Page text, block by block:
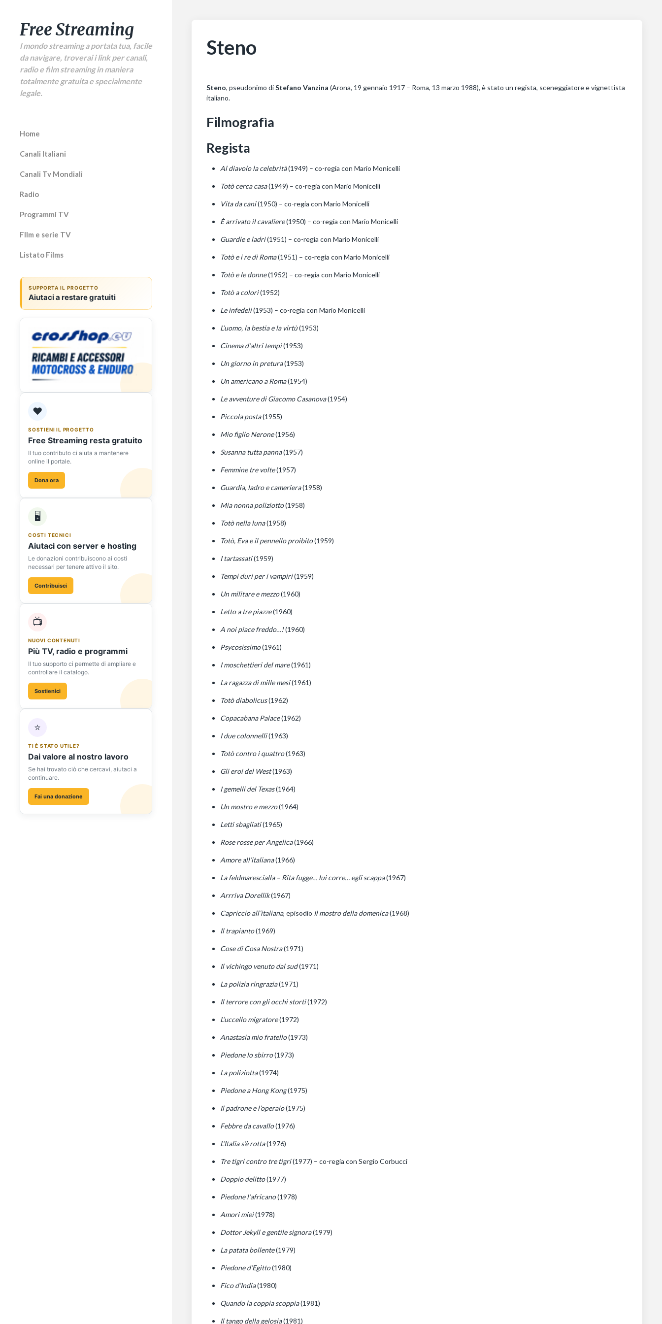
Free Streaming
l mondo streaming a portata tua, facile
da navigare, troverai i link per canali,
radio e film streaming in maniera
totalmente gratuita e specialmente
legale.
Home
Canali Italiani
Canali Tv Mondiali
Radio
Programmi TV
Fllm e serie TV
Listato Films
SUPPORTA IL PROGETTO
Aiutaci a restare gratuiti
❤️
SOSTIENI IL PROGETTO
Free Streaming resta gratuito
Il tuo contributo ci aiuta a mantenere
online il portale.
Dona ora
🖥️
COSTI TECNICI
Aiutaci con server e hosting
Le donazioni contribuiscono ai costi
necessari per tenere attivo il sito.
Contribuisci
📺
NUOVI CONTENUTI
Più TV, radio e programmi
Il tuo supporto ci permette di ampliare e
controllare il catalogo.
Sostienici
⭐
TI È STATO UTILE?
Dai valore al nostro lavoro
Se hai trovato ciò che cercavi, aiutaci a
continuare.
Fai una donazione
Steno
Steno, pseudonimo diStefano Vanzina (Arona, 19 gennaio 1917 – Roma, 13 marzo 1988), è stato un regista, sceneggiatore e vignettista
italiano.
Filmografìa
Regista
Al diavolo la celebrità(1949) – co-regia con Mario Monicelli
Totò cerca casa(1949) – co-regia con Mario Monicelli
Vita da cani(1950) – co-regia con Mario Monicelli
È arrivato il cavaliere(1950) – co-regia con Mario Monicelli
Guardie e ladri(1951) – co-regia con Mario Monicelli
Totò e i re di Roma(1951) – co-regia con Mario Monicelli
Totò e le donne(1952) – co-regia con Mario Monicelli
Totò a colori(1952)
Le infedeli(1953) – co-regia con Mario Monicelli
L’uomo, la bestia e la virtù(1953)
Cinema d’altri tempi(1953)
Un giorno in pretura(1953)
Un americano a Roma(1954)
Le avventure di Giacomo Casanova(1954)
Piccola posta(1955)
Mio figlio Nerone(1956)
Susanna tutta panna(1957)
Femmine tre volte(1957)
Guardia, ladro e cameriera(1958)
Mia nonna poliziotto(1958)
Totò nella luna(1958)
Totò, Eva e il pennello proibito(1959)
I tartassati(1959)
Tempi duri per i vampiri(1959)
Un militare e mezzo(1960)
Letto a tre piazze(1960)
A noi piace freddo…!(1960)
Psycosissimo(1961)
I moschettieri del mare(1961)
La ragazza di mille mesi(1961)
Totò diabolicus(1962)
Copacabana Palace(1962)
I due colonnelli(1963)
Totò contro i quattro(1963)
Gli eroi del West(1963)
I gemelli del Texas(1964)
Un mostro e mezzo(1964)
Letti sbagliati(1965)
Rose rosse per Angelica(1966)
Amore all’italiana(1966)
La feldmarescialla – Rita fugge… lui corre… egli scappa(1967)
Arrriva Dorellik(1967)
Capriccio all’italiana, episodio Il mostro della domenica(1968)
Il trapianto(1969)
Cose di Cosa Nostra(1971)
Il vichingo venuto dal sud(1971)
La polizia ringrazia(1971)
Il terrore con gli occhi storti(1972)
L’uccello migratore(1972)
Anastasia mio fratello(1973)
Piedone lo sbirro(1973)
La poliziotta(1974)
Piedone a Hong Kong(1975)
Il padrone e l’operaio(1975)
Febbre da cavallo(1976)
L’Italia s’è rotta(1976)
Tre tigri contro tre tigri(1977) – co-regia con Sergio Corbucci
Doppio delitto(1977)
Piedone l’africano(1978)
Amori miei(1978)
Dottor Jekyll e gentile signora(1979)
La patata bollente(1979)
Piedone d’Egitto(1980)
Fico d’India(1980)
Quando la coppia scoppia(1981)
Il tango della gelosia(1981)